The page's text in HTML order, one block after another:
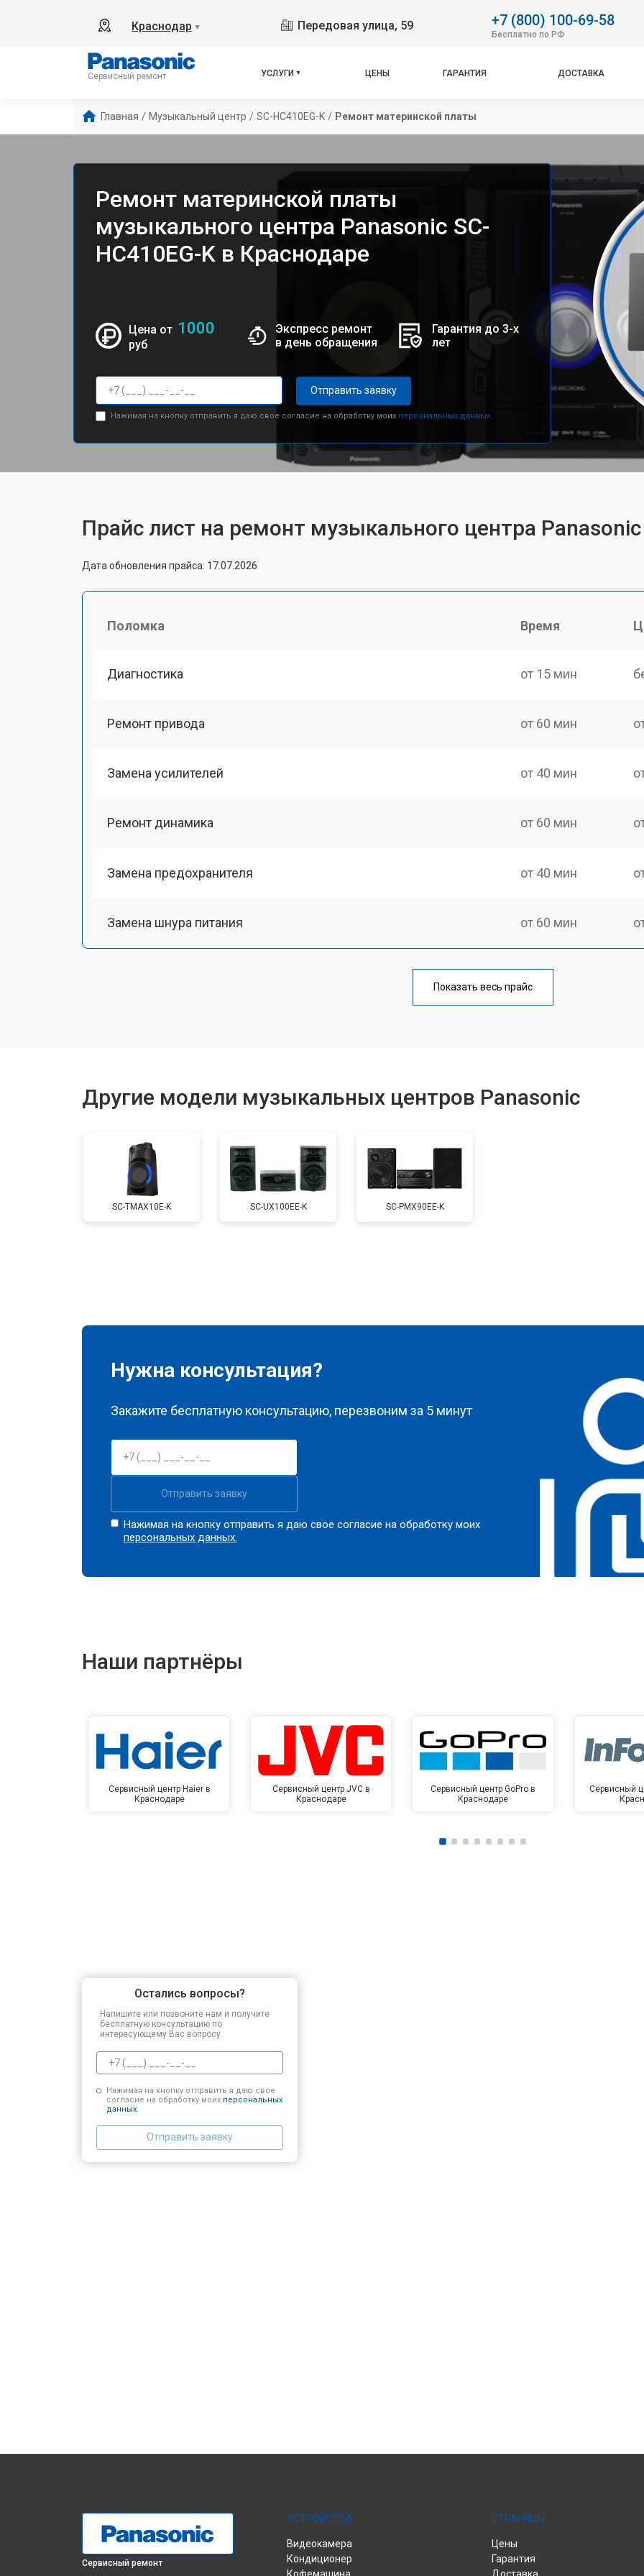
Краснодар ▼ Передовая улица, 59 +7 (800) 100-69-58
Бесплатно по РФ
Сервисный ремонт УСЛУГИ ЦЕНЫ ГАРАНТИЯ ДОСТАВКА
Главная / Музыкальный центр / SC-HC410EG-K / Ремонт материнской платы
Ремонт материнской платы
музыкального центра Panasonic SC-
HC410EG-K в Краснодаре
Цена от 1000
руб
Экспресс ремонт
в день обращения
Гарантия до 3-х
лет
Отправить заявку
Нажимая на кнопку отправить я даю свое согласие на обработку моих персональных данных.
Прайс лист на ремонт музыкального центра Panasonic
Дата обновления прайса: 17.07.2026
Поломка Время
Диагностика от 15 мин
Ремонт привода от 60 мин
Замена усилителей от 40 мин
Ремонт динамика от 60 мин
Замена предохранителя от 40 мин
Замена шнура питания от 60 мин
от 40 мин
Замена кнопок
Показать весь прайс
Другие модели музыкальных центров Panasonic
SC-TMAX10E-K SC-UX100EE-K SC-PMX90EE-K
Нужна консультация?
Закажите бесплатную консультацию, перезвоним за 5 минут
Отправить заявку
Нажимая на кнопку отправить я даю свое согласие на обработку моих
персональных данных.
Наши партнёры
Сервисный центр Haier в
Краснодаре
Сервисный центр JVC в
Краснодаре
Сервисный центр GoPro в
Краснодаре
Сервисный
Остались вопросы?
Напишите или позвоните нам и получите
бесплатную консультацию по
интересующему Вас вопросу.
Нажимая на кнопку отправить я даю свое
согласие на обработку моих персональных
данных.
Отправить заявку
Сервисный ремонт
УСТРОЙСТВА
Видеокамера
Кондиционер
СТРАНИЦЫ
Цены
Гарантия